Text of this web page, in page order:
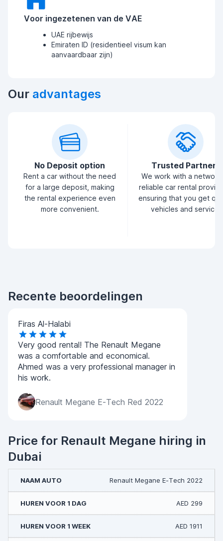
Voor ingezetenen van de VAE
UAE rijbewijs
Emiraten ID (residentieel visum kan
aanvaardbaar zijn)
Our advantages
No Deposit option
Rent a car without the need
for a large deposit, making
the rental experience even
more convenient.
Trusted Partners
We work with a
reliable car rental
ensuring that you get
vehicles and service.
Recente beoordelingen
Firas Al-Halabi
Very good rental! The Renault Megane
was a comfortable and economical.
Ahmed was a very professional manager in
his work.
Renault Megane E-Tech Red 2022
Price for Renault Megane hiring in
Dubai
Renault Megane E-Tech 2022
AED 299
AED 1911